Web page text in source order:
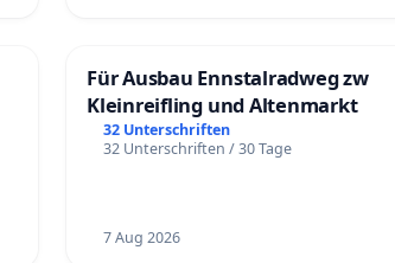
Für Ausbau Ennstalradweg zw
Kleinreifling und Altenmarkt
32 Unterschriften
32 Unterschriften / 30 Tage
7 Aug 2026